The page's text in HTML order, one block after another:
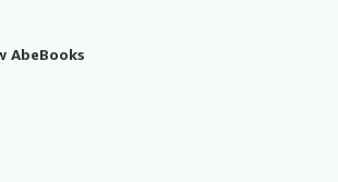
AbeBooks